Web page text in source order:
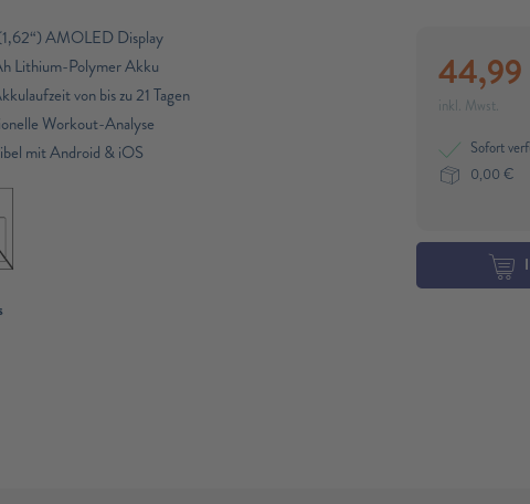
AMOLED Display
Lithium-Polymer Akku
von bis zu 21 Tagen
Workout-Analyse
mit Android & iOS
44,99
inkl. Mwst.
Sofort
0,00 €